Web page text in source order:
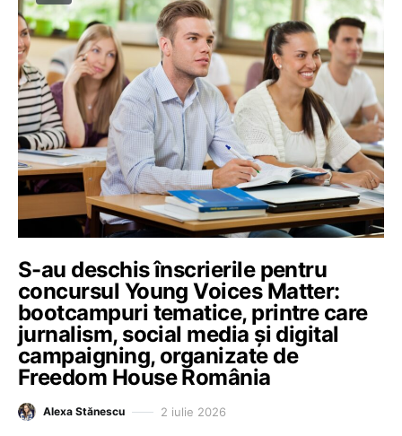
S-au deschis înscrierile pentru
concursul Young Voices Matter:
bootcampuri tematice, printre care
jurnalism, social media și digital
campaigning, organizate de
Freedom House România
Alexa Stănescu 2 iulie 2026